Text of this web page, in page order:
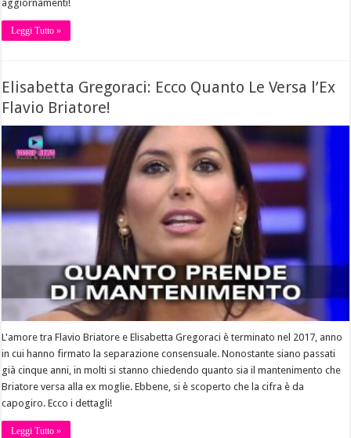
aggiornamenti!
Leggi Tutto »
Elisabetta Gregoraci: Ecco Quanto Le Versa l’Ex
Flavio Briatore!
L'amore tra Flavio Briatore e Elisabetta Gregoraci è terminato nel 2017, anno
in cui hanno firmato la separazione consensuale. Nonostante siano passati
già cinque anni, in molti si stanno chiedendo quanto sia il mantenimento che
Briatore versa alla ex moglie. Ebbene, si è scoperto che la cifra è da
capogiro. Ecco i dettagli!
Leggi Tutto »